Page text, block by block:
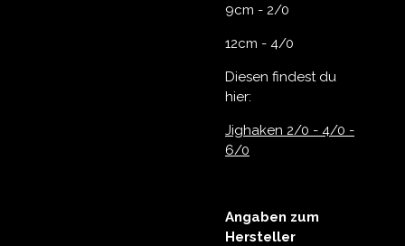
9cm - 2/0
12cm - 4/0
Diesen findest du
hier:
Jighaken 2/0 - 4/0 -
6/0
Angaben zum
Hersteller